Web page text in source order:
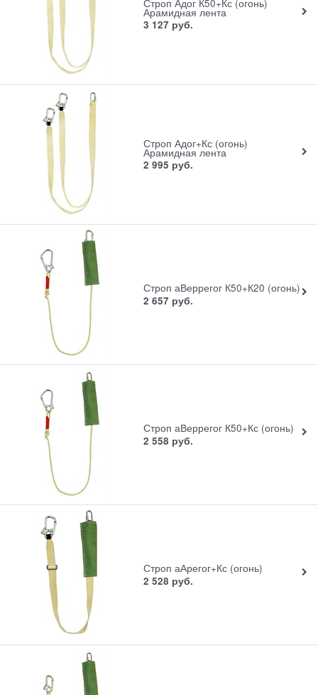
Строп Адог К50+Кс (огонь)
Арамидная лента
3 127 руб.
Строп Адог+Кс (огонь)
Арамидная лента
2 995 руб.
Строп аВеррегог К50+К20 (огонь)
2 657 руб.
Строп аВеррегог К50+Кс (огонь)
2 558 руб.
Строп аАрегог+Кс (огонь)
2 528 руб.